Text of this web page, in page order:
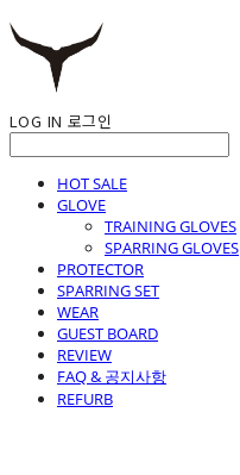
LOG IN 로그인
HOT SALE
GLOVE
TRAINING GLOVES
SPARRING GLOVES
PROTECTOR
SPARRING SET
WEAR
GUEST BOARD
REVIEW
FAQ & 공지사항
REFURB